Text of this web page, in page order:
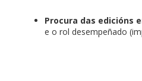
Procura das edicións
e o rol desempeñado